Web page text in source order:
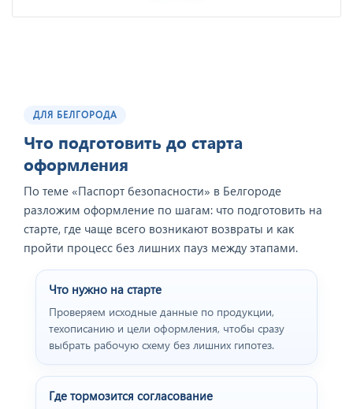
ДЛЯ БЕЛГОРОДА
Что подготовить до старта
оформления
По теме «Паспорт безопасности» в Белгороде
разложим оформление по шагам: что подготовить на
старте, где чаще всего возникают возвраты и как
пройти процесс без лишних пауз между этапами.
Что нужно на старте
Проверяем исходные данные по продукции,
техописанию и цели оформления, чтобы сразу
выбрать рабочую схему без лишних гипотез.
Где тормозится согласование